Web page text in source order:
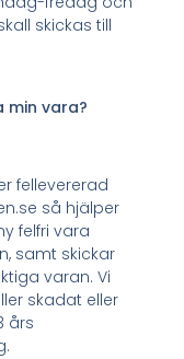
skickas till
min vara?
fellevererad
så hjälper
felfri vara
samt skickar
varan. Vi
skadat eller
års